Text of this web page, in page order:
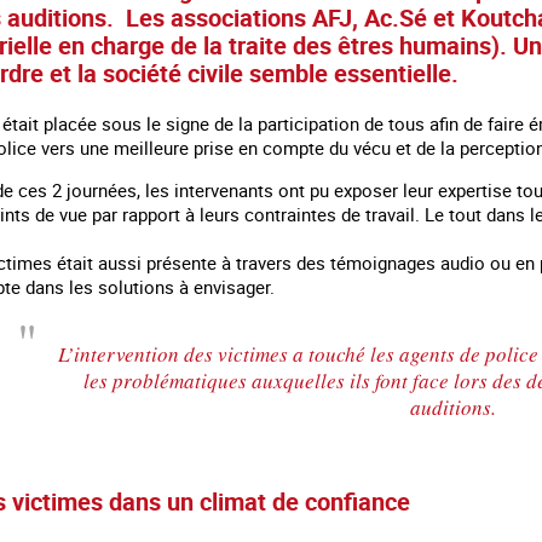
of major Agir contre l’exploitation en marge des
grands événements sportifs
Information aux
Les associations AFJ, Ac.Sé et
en charge de la traite des êtres humains).
et la société civile semble essentielle.
placée sous le signe de la participation de tous afin de faire
vers une meilleure prise en compte du vécu et de la
ces 2 journées, les intervenants ont pu exposer leur expertise
de vue par rapport à leurs contraintes de travail. Le tout dans
était aussi présente à travers des témoignages audio ou
dans les solutions à envisager.
L’intervention des victimes a touché les agents de
les problématiques auxquelles ils font face lors des
auditions.
victimes dans un climat de confiance